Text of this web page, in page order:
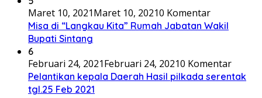
Maret 10, 2021Maret 10, 20210 Komentar
Misa di “Langkau Kita” Rumah Jabatan Wakil
Bupati Sintang
6
Februari 24, 2021Februari 24, 20210 Komentar
Pelantikan kepala Daerah Hasil pilkada serentak
tgl.25 Feb 2021